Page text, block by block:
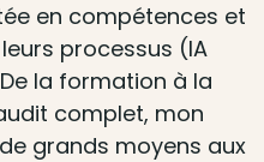
en compétences et
processus (IA
la formation à la
complet, mon
grands moyens aux